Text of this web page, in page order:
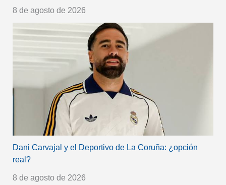
8 de agosto de 2026
Dani Carvajal y el Deportivo de La Coruña: ¿opción
real?
8 de agosto de 2026